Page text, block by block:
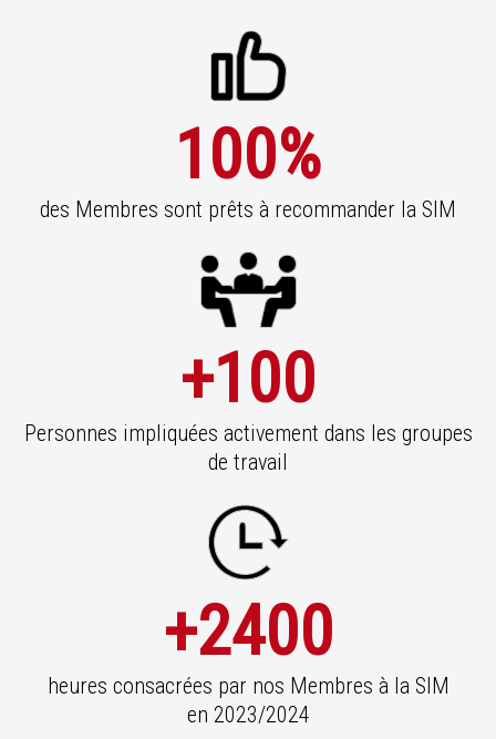
100%
des Membres sont prêts à recommander la SIM
+100
Personnes impliquées activement dans les groupes
de travail
+2400
heures consacrées par nos Membres à la SIM
en 2023/2024